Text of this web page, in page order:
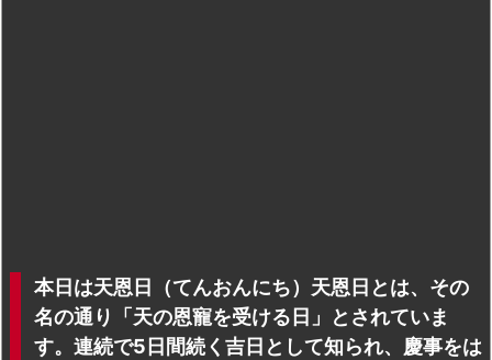
本日は天恩日（てんおんにち）天恩日とは、その
名の通り「天の恩寵を受ける日」とされていま
す。連続で5日間続く吉日として知られ、慶事をは